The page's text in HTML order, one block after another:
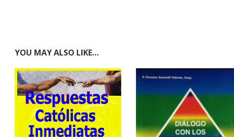
YOU MAY ALSO LIKE…